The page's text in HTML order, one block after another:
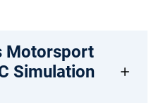
Motorsport
Simulation